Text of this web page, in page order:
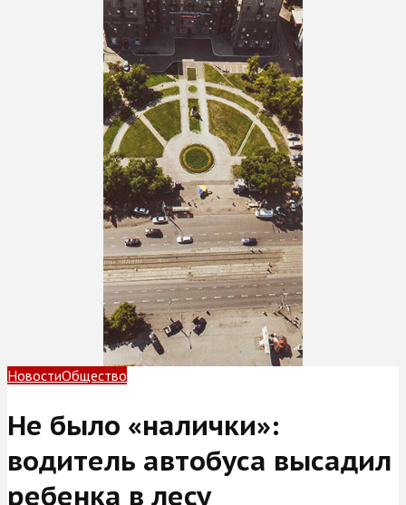
НовостиОбщество
Не было «налички»:
водитель автобуса высадил
ребенка в лесу